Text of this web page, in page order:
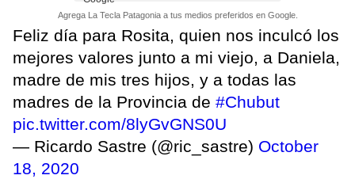
Agrega La Tecla Patagonia a tus medios preferidos en Google.
Feliz día para Rosita, quien nos inculcó los
mejores valores junto a mi viejo, a Daniela,
madre de mis tres hijos, y a todas las
madres de la Provincia de #Chubut
pic.twitter.com/8lyGvGNS0U
— Ricardo Sastre (@ric_sastre) October
18, 2020